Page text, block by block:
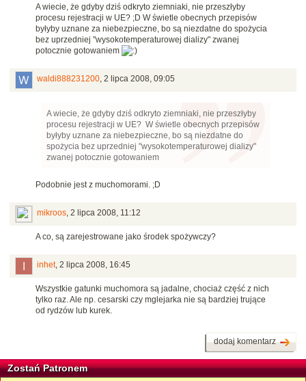
A wiecie, że gdyby dziś odkryto ziemniaki, nie przeszłyby
procesu rejestracji w UE? ;D W świetle obecnych przepisów
byłyby uznane za niebezpieczne, bo są niezdatne do spożycia
bez uprzedniej "wysokotemperaturowej dializy" zwanej
potocznie gotowaniem
waldi888231200, 2 lipca 2008, 09:05
A wiecie, że gdyby dziś odkryto ziemniaki, nie przeszłyby
procesu rejestracji w UE? W świetle obecnych przepisów
byłyby uznane za niebezpieczne, bo są niezdatne do
spożycia bez uprzedniej "wysokotemperaturowej dializy"
zwanej potocznie gotowaniem
Podobnie jest z muchomorami. ;D
mikroos, 2 lipca 2008, 11:12
A co, są zarejestrowane jako środek spożywczy?
inhet, 2 lipca 2008, 16:45
Wszystkie gatunki muchomora są jadalne, chociaż część z nich
tylko raz. Ale np. cesarski czy mglejarka nie są bardziej trujące
od rydzów lub kurek.
dodaj komentarz
Zostań Patronem